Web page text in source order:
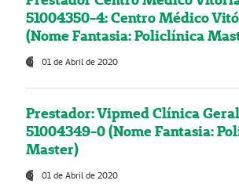
51004350-4: Centro Médico
(Nome Fantasia: Policlínica
01 de Abril de 2020
Prestador: Vipmed Clínica
51004349-0 (Nome Fantasia:
Master)
01 de Abril de 2020